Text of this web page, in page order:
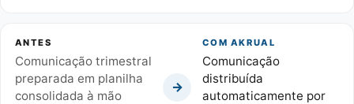
ANTES
Comunicação trimestral
preparada em planilha
consolidada à mão
→
COM AKRUAL
Comunicação
distribuída
automaticamente por